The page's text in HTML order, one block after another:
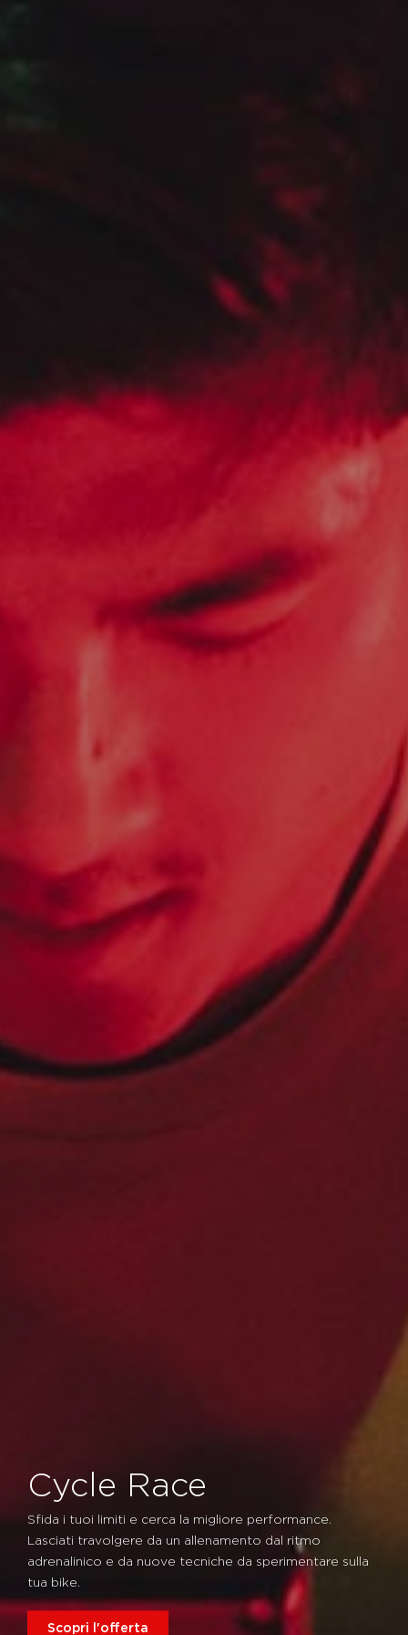
Cycle Race
Sfida i tuoi limiti e cerca la migliore performance.
Lasciati travolgere da un allenamento dal ritmo
adrenalinico e da nuove tecniche da sperimentare sulla
tua bike.
Scopri l'offerta